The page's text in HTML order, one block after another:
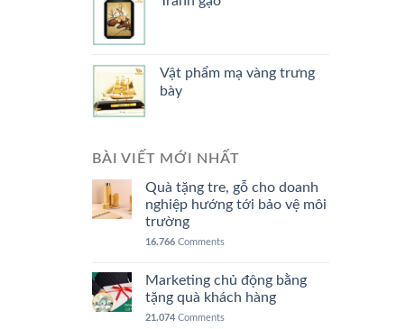
Vật phẩm mạ vàng trưng
bày
BÀI VIẾT MỚI NHẤT
Quà tặng tre, gỗ cho doanh
nghiệp hướng tới bảo vệ môi
trường
16.766 Comments
Marketing chủ động bằng
tặng quà khách hàng
21.074 Comments